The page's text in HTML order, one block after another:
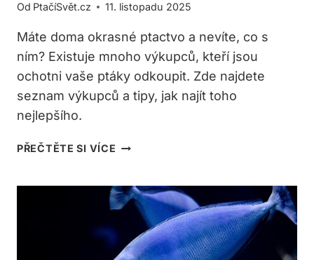
Od PtačíSvět.cz 11. listopadu 2025
Máte doma okrasné ptactvo a nevíte, co s
ním? Existuje mnoho výkupců, kteří jsou
ochotni vaše ptáky odkoupit. Zde najdete
seznam výkupců a tipy, jak najít toho
nejlepšího.
PŘEČTĚTE SI VÍCE KDO
PTACTVO?
SEZNAM
VÝKUPCŮ
A